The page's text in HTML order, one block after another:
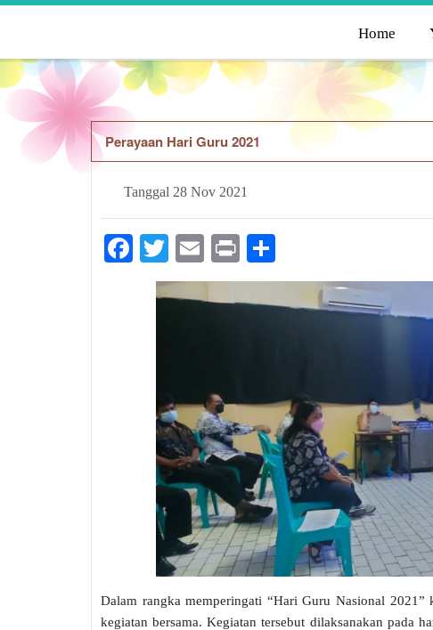
Home
Perayaan Hari Guru 2021
Tanggal 28 Nov 2021
Facebook
TwitterEmail
Print
Dalam rangka memperingati “Hari Guru Nasional 2021”
kegiatan bersama. Kegiatan tersebut dilaksanakan pada